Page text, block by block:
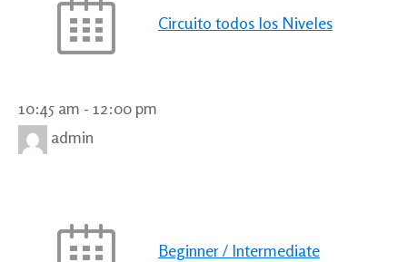
Circuito todos los Niveles
10:45 am - 12:00 pm
admin
Beginner / Intermediate